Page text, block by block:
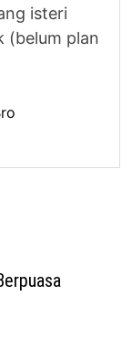
isteri
(belum plan